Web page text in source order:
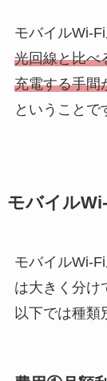
モバイルWi-
光回線と比べ
充電する手間
ということで
モバイル
モバイルWi-
は大きく分け
以下では種類